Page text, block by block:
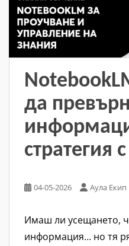
да
стратегия
04-05-2026 Аула Екип
Имаш ли усещането,
информация… но тя